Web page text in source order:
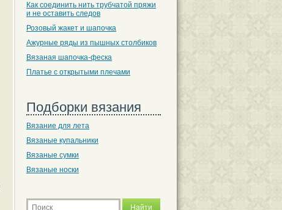
Как соединить нить трубчатой пряжи
и не оставить следов
Розовый жакет и шапочка
Ажурные ряды из пышных столбиков
Вязаная шапочка-феска
Платье с открытыми плечами
Подборки вязания
Вязание для лета
Вязаные купальники
Вязаные сумки
Вязаные носки